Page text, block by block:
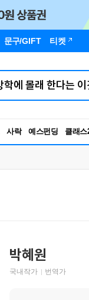
문구/GIFT 티켓
사락 예스펀딩 클래스
박혜원
국내작가 번역가